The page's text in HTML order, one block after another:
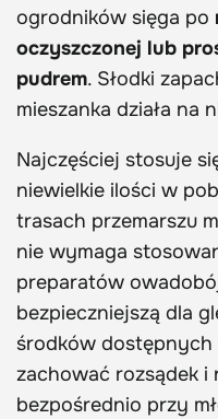
ogrodników sięga po
oczyszczonej lub
pudrem. Słodki
mieszanka działa na
Najczęściej stosuje
niewielkie ilości w
trasach przemarszu
nie wymaga
preparatów
bezpieczniejszą dla
środków dostępnych
zachować rozsądek i
bezpośrednio przy